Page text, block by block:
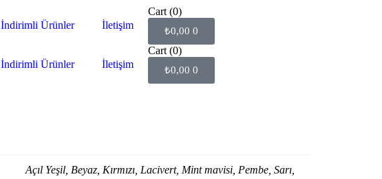
İndirimli Ürünler İletişim
Cart (0)
₺0,00 0
İndirimli Ürünler İletişim
Cart (0)
₺0,00 0
Açıl Yeşil, Beyaz, Kırmızı, Lacivert, Mint mavisi, Pembe, Sarı,